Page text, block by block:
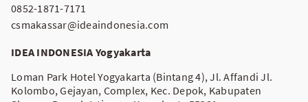
0852-1871-7171
csmakassar@ideaindonesia.com
IDEA INDONESIA Yogyakarta
Loman Park Hotel Yogyakarta (Bintang 4), Jl. Affandi Jl.
Kolombo, Gejayan, Complex, Kec. Depok, Kabupaten